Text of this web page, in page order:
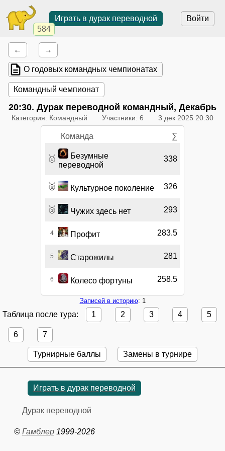
584
Войти
Играть в дурак переводной
← →
О годовых командных чемпионатах
Командный чемпионат
20:30. Дурак переводной командный, Декабрь
Категория: Командный Участники: 6 3 дек 2025 20:30
Команда ∑
🥇
Безумные
переводной
338
🥈 Культурное поколение 326
🥉 Чужих здесь нет 293
4 Профит 283.5
5 Старожилы 281
6 Колесо фортуны 258.5
Записей в историю: 1
Таблица после тура: 1 2 3 4 5
6 7
Турнирные баллы Замены в турнире
Играть в дурак переводной
Дурак переводной
© Гамблер1999-2026